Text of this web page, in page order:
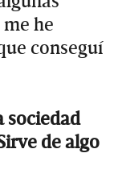
he
conseguí
sociedad
de algo